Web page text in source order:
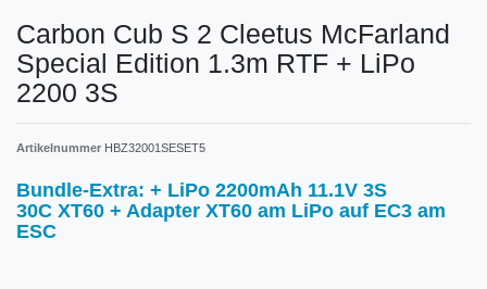
Carbon Cub S 2 Cleetus McFarland
Special Edition 1.3m RTF + LiPo
2200 3S
Artikelnummer HBZ32001SESET5
Bundle-Extra: + LiPo 2200mAh 11.1V 3S
30C XT60 + Adapter XT60 am LiPo auf EC3 am
ESC